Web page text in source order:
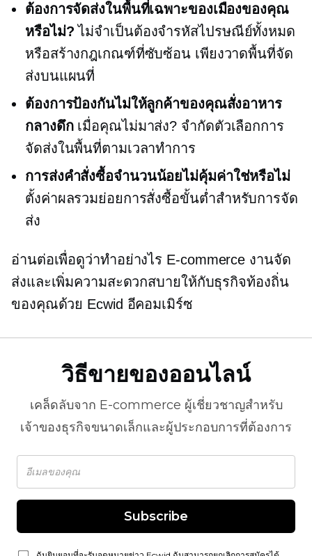
ต้องการจัดส่งในพื้นที่เฉพาะของเมืองของคุณ
หรือไม่? ไม่จำเป็นต้องจำรหัสไปรษณีย์ทั้งหมด
หรือสร้างกฎเกณฑ์ที่ซับซ้อน เพียงวาดพื้นที่จัด
ส่งบนแผนที่
ต้องการป้องกันไม่ให้ลูกค้าของคุณสั่งอาหาร
กลางดึกเมื่อคุณไม่มาส่ง? จำกัดตัวเลือกการ
จัดส่งในพื้นที่ตามเวลาทำการ
การส่งคำสั่งซื้อจำนวนน้อยไม่คุ้มค่าใช่หรือไม่
ตั้งค่าผลรวมย่อยการสั่งซื้อขั้นต่ำสำหรับการจัด
ส่ง
อ่านต่อเพื่อดูว่าทำอย่างไร E-commerce งานจัด
ส่งและเพิ่มความสะดวกสบายให้กับธุรกิจท้องถิ่น
ของคุณด้วย Ecwid อีคอมเมิร์ซ
วิธีขายของออนไลน์
เคล็ดลับจาก E-commerce ผู้เชี่ยวชาญสำหรับ
เจ้าของธุรกิจขนาดเล็กและผู้ประกอบการที่ต้องการ
Subscribe